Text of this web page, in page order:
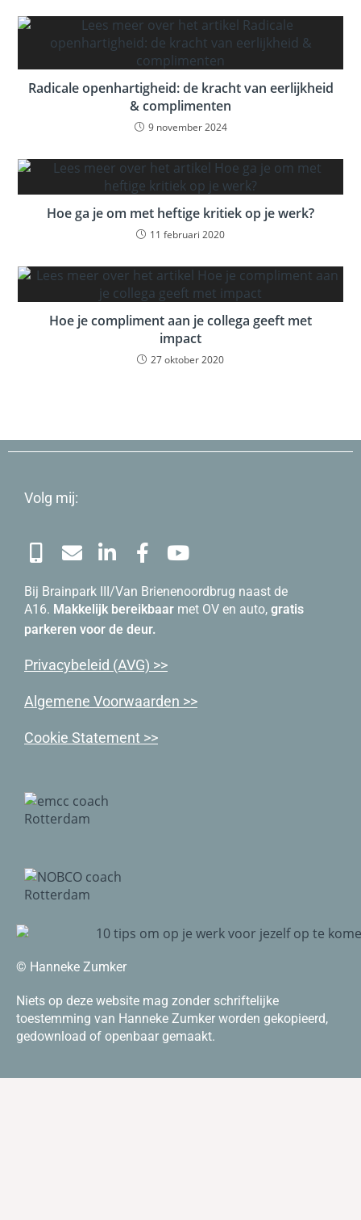
Radicale openhartigheid: de kracht van eerlijkheid
& complimenten
9 november 2024
Hoe ga je om met heftige kritiek op je werk?
11 februari 2020
Hoe je compliment aan je collega geeft met
impact
27 oktober 2020
Volg mij:
Bij Brainpark III/Van Brienenoordbrug naast de
A16. Makkelijk bereikbaar met OV en auto, gratis
parkeren voor de deur.
Privacybeleid (AVG) >>
Algemene Voorwaarden >>
Cookie Statement >>
© Hanneke Zumker
Niets op deze website mag zonder schriftelijke
toestemming van Hanneke Zumker worden gekopieerd,
gedownload of openbaar gemaakt.